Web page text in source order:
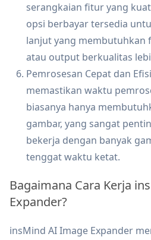
serangkaian fitur yang
opsi berbayar tersedia
lanjut yang membutuhkan
atau output berkualitas
Pemrosesan Cepat dan
memastikan waktu
biasanya hanya
gambar, yang sangat
bekerja dengan banyak
tenggat waktu ketat.
Bagaimana Cara Kerja
Expander?
insMind AI Image Expander